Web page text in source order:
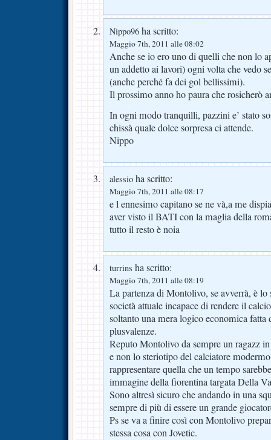
Nippo96 ha scritto:
Maggio 7th, 2011 alle 08:02
Anche se io ero uno di quelli che non lo
un addetto ai lavori) ogni volta che vedo
(anche perché fa dei gol bellissimi).
Il prossimo anno ho paura che rosicherò
In ogni modo tranquilli, pazzini e’ stato
chissà quale dolce sorpresa ci attende.
Nippo
alessio ha scritto:
Maggio 7th, 2011 alle 08:17
e l ennesimo capitano se ne và,a me
aver visto il BATI con la maglia della
tutto il resto è noia
turrins ha scritto:
Maggio 7th, 2011 alle 08:19
La partenza di Montolivo, se avverrà, è lo
società attuale incapace di rendere il
soltanto una mera logico economica fatta
plusvalenze.
Reputo Montolivo da sempre un ragazz
e non lo steriotipo del calciatore
rappresentare quella che un tempo
immagine della fiorentina targata Della
Sono altresì sicuro che andando in una
sempre di più di essere un grande
Ps se va a finire così con Montolivo
stessa cosa con Jovetic.